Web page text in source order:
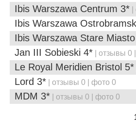
Ibis Warszawa Centrum 3*
Ibis Warszawa
Ibis Warszawa Stare
Jan III Sobieski 4* | отзывы 0
Le Royal Meridien Bristol 5*
Lord 3* | отзывы 0 | фото 0
MDM 3* | отзывы 0 | фото 0